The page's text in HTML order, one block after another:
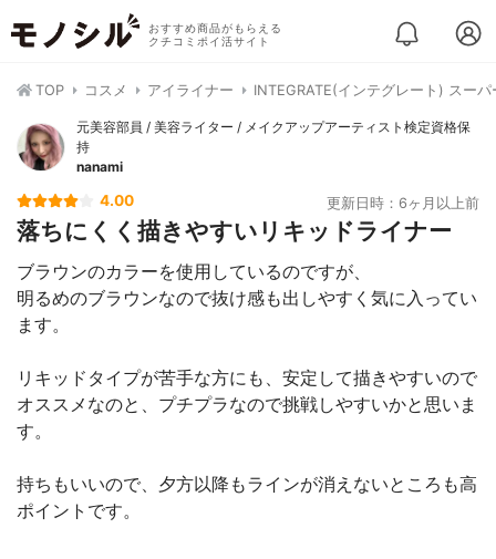
おすすめ商品がもらえる
クチコミポイ活サイト
TOP コスメ アイライナー INTEGRATE(インテグレート) スー
元美容部員 / 美容ライター / メイクアップアーティスト検定資格保
持
nanami
4.00 更新日時：6ヶ月以上前
落ちにくく描きやすいリキッドライナー
ブラウンのカラーを使用しているのですが、
明るめのブラウンなので抜け感も出しやすく気に入ってい
ます。
リキッドタイプが苦手な方にも、安定して描きやすいので
オススメなのと、プチプラなので挑戦しやすいかと思いま
す。
持ちもいいので、夕方以降もラインが消えないところも高
ポイントです。